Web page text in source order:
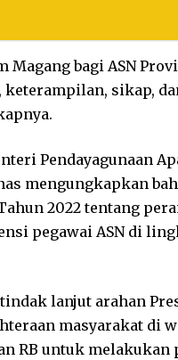
bagi ASN
keterampilan, sikap,
Pendayagunaan
mengungkapkan
2022 tentang
pegawai ASN di
lanjut arahan
masyarakat di
RB untuk melakukan